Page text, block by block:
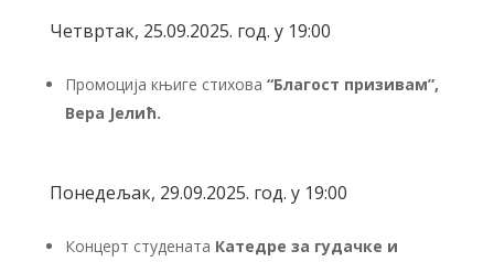
Четвртак, 25.09.2025. год. у 19:00
Промоција књиге стихова “Благост призивам”,
Вера Јелић.
Понедељак, 29.09.2025. год. у 19:00
Концерт студената Катедре за гудачке и